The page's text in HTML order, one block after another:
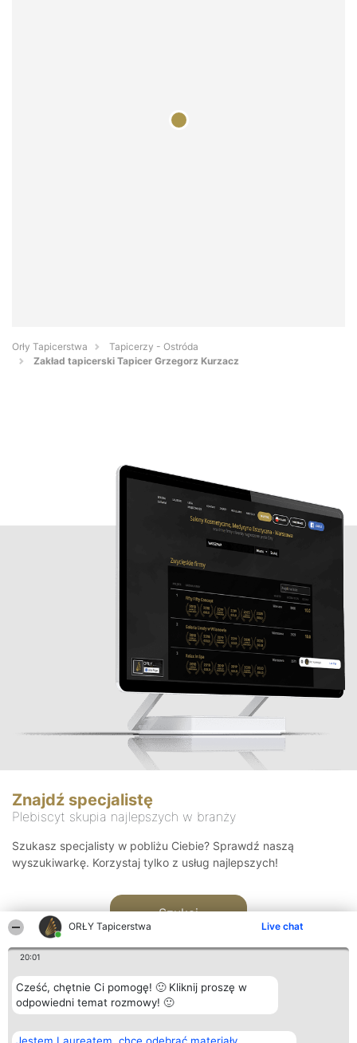
ORŁY Tapicerstwa Live chat
20:01
Cześć, chętnie Ci pomogę! 🙂 Kliknij proszę w
odpowiedni temat rozmowy! 🙂
Orły Tapicerstwa
Tapicerzy - Ostróda
Zakład tapicerski Tapicer Grzegorz Kurzacz
Znajdź specjalistę
Plebiscyt skupia najlepszych w branży
Szukasz specjalisty w pobliżu Ciebie? Sprawdź naszą
wyszukiwarkę. Korzystaj tylko z usług najlepszych!
Szukaj
Organizator plebiscytu Plebiscyt Kontakt